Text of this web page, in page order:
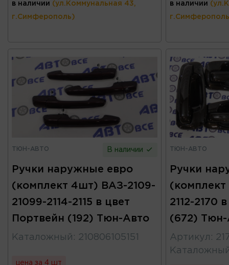
в наличии (ул.Коммунальная 43,
г.Симферополь)
в наличии
ТЮН-АВТО В наличии
Ручки наружные евро
(комплект 4шт) ВАЗ-2109-
21099-2114-2115 в цвет
Портвейн (192) Тюн-Авто
Каталожный : 210806105151
цена за 4 шт
ТЮН-АВТО
Ручки
2112-2170
(672) Тюн-
Артикул :